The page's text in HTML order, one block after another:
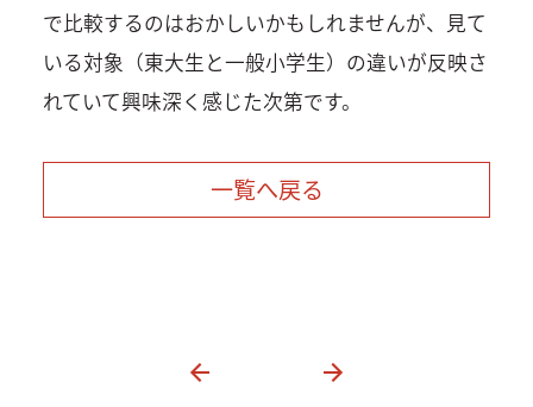
で比較するのはおかしいかもしれませんが、見て
いる対象（東大生と一般小学生）の違いが反映さ
れていて興味深く感じた次第です。
一覧へ戻る